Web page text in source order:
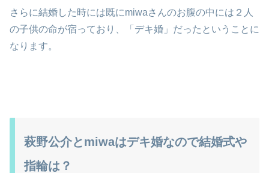
さらに結婚した時には既にmiwaさんのお腹の中には２人
の子供の命が宿っており、「デキ婚」だったということに
なります。
萩野公介とmiwaはデキ婚なので結婚式や
指輪は？